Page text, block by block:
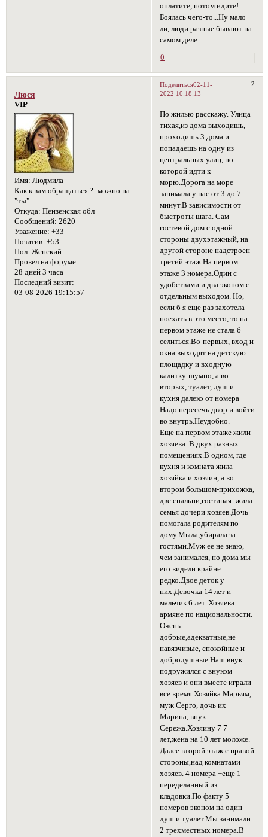
оплатите, потом идите!
Боялась чего-то...Ну мало
ли, люди разные бывают на
самом деле.
0
Поделиться 2
02-11-
2022 10:18:13
Люся
VIP
Имя: Людмила
Как к вам обращаться ?: можно на
"ты"
Откуда: Пензенская обл
Сообщений: 2620
Уважение: +33
Позитив: +53
Пол: Женский
Провел на форуме:
28 дней 3 часа
Последний визит:
03-08-2026 19:15:57
По жилью расскажу. Улица
тихая,из дома выходишь,
проходишь 3 дома и
попадаешь на одну из
центральных улиц, по
которой идти к
морю.Дорога на море
занимала у нас от 3 до 7
минут.В зависимости от
быстроты шага. Сам
гостевой дом с одной
стороны двухэтажный, на
другой стороне надстроен
третий этаж.На первом
этаже 3 номера.Один с
удобствами и два эконом с
отдельным выходом. Но,
если б я еще раз захотела
поехать в это место, то на
первом этаже не стала б
селиться.Во-первых, вход и
окна выходят на детскую
площадку и входную
калитку-шумно, а во-
вторых, туалет, душ и
кухня далеко от номера
Надо пересечь двор и войти
во внутрь.Неудобно.
Еще на первом этаже жили
хозяева. В двух разных
помещениях.В одном, где
кухня и комната жила
хозяйка и хозяин, а во
втором большом-прихожка,
две спальни,гостиная- жила
семья дочери хозяев.Дочь
помогала родителям по
дому.Мыла,убирала за
гостями.Муж ее не знаю,
чем занимался, но дома мы
его видели крайне
редко.Двое деток у
них.Девочка 14 лет и
мальчик 6 лет. Хозяева
армяне по национальности.
Очень
добрые,адекватные,не
навязчивые, спокойные и
добродушные.Наш внук
подружился с внуком
хозяев и они вместе играли
все время.Хозяйка Марьям,
муж Серго, дочь их
Марина, внук
Сережа.Хозяину 7 7
лет,жена на 10 лет моложе.
Далее второй этаж с правой
стороны,над комнатами
хозяев. 4 номера +еще 1
переделанный из
кладовки.По факту 5
номеров эконом на один
душ и туалет.Мы занимали
2 трехместных номера.В